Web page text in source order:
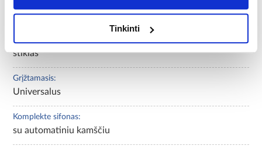
Tinkinti
43.5
stiklas
Grįžtamasis:
Universalus
Komplekte sifonas:
su automatiniu kamščiu